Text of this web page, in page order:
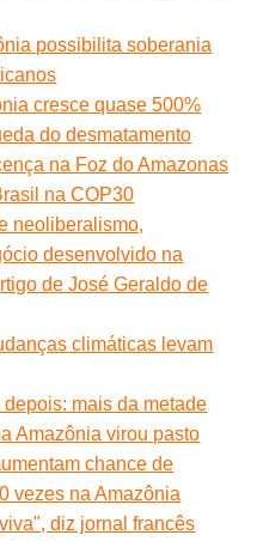
possibilita soberania
cresce quase 500%
do desmatamento
na Foz do Amazonas
na COP30
neoliberalismo,
desenvolvido na
de José Geraldo de
climáticas levam
mais da metade
Amazônia virou pasto
chance de
vezes na Amazônia
diz jornal francês